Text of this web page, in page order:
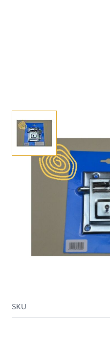
Schuifgrendelslot verzinkt,
Productdetails
SKU